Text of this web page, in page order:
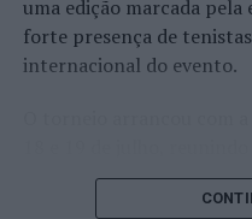
ilustrações de André
cenário, faremos uma
Acesso gratuito com
uma edição marcada
forte presença de
internacional do evento.
de um lugar no quadro
abertura contou com a